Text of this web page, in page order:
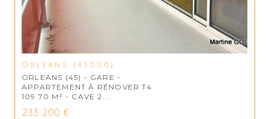
Orléans (45000)
ORLEANS (45) - GARE -
APPARTEMENT À RÉNOVER T4
109.70 M² - CAVE 2...
233 200 €